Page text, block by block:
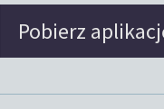
Pobierz